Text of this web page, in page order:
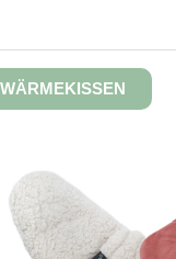
WÄRMEKISSEN